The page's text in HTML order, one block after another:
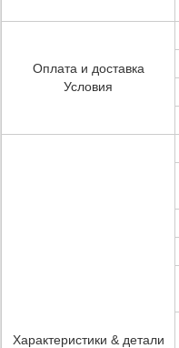
Оплата и доставка
Условия
Характеристики & детали